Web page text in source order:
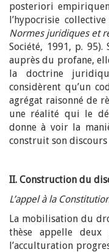
posteriori
l’hypocrisie
Normes juridiques et
Société, 1991, p.
auprès du profane,
la doctrine
considèrent qu’un
agrégat raisonné de
une réalité qui le
donne à voir la
construit son discours
II. Construction du
L’appel à la
La mobilisation du
thèse appelle deux
l’acculturation